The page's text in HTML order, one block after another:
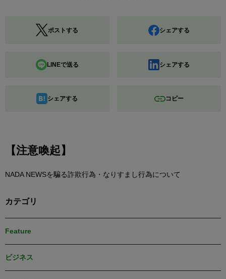
ポストする シェアする
LINEで送る シェアする
シェアする コピー
【注意喚起】
NADA NEWSを騙る詐欺行為・なりすまし行為について
カテゴリ
Feature
ビジネス